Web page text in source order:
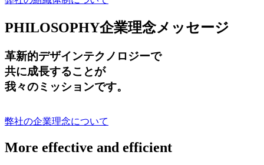
PHILOSOPHY企業理念メッセージ
革新的デザインテクノロジーで
共に成長することが
我々のミッションです。
弊社の企業理念について
More effective and efficient